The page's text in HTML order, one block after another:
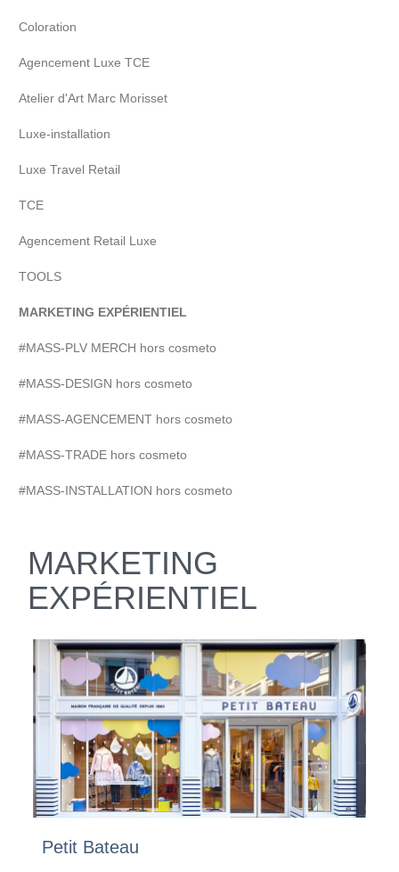
Coloration
Agencement Luxe TCE
Atelier d'Art Marc Morisset
Luxe-installation
Luxe Travel Retail
TCE
Agencement Retail Luxe
TOOLS
MARKETING EXPÉRIENTIEL
#MASS-PLV MERCH hors cosmeto
#MASS-DESIGN hors cosmeto
#MASS-AGENCEMENT hors cosmeto
#MASS-TRADE hors cosmeto
#MASS-INSTALLATION hors cosmeto
MARKETING
EXPÉRIENTIEL
Petit Bateau